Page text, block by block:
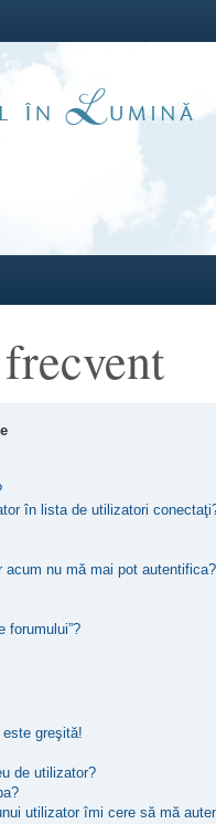
în lista de utilizatori
nu mă mai pot
forumului”?
greşită!
de utilizator?
utilizator îmi cere să mă